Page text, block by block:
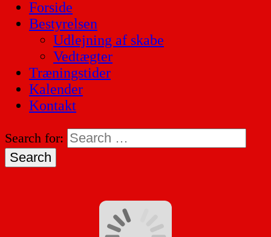
Forside
Bestyrelsen
Udlejning af skabe
Vedtægter
Træningstider
Kalender
Kontakt
Search for: